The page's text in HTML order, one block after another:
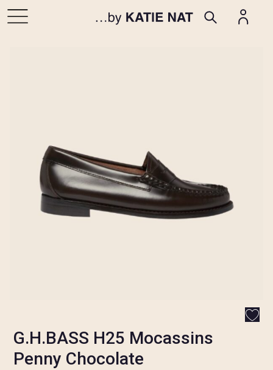
G.H.BASS H25 Mocassins
Penny Chocolate